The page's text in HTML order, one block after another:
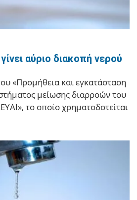
αύριο διακοπή νερού
«Προμήθεια και εγκατάσταση
μείωσης διαρροών του
το οποίο χρηματοδοτείται